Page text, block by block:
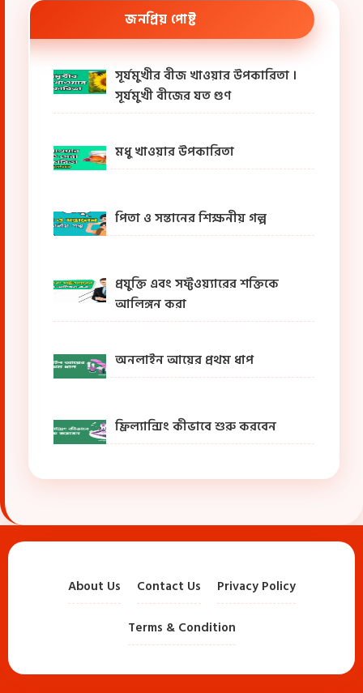
জনপ্রিয় পোষ্ট
সূর্যমুখীর বীজ খাওয়ার উপকারিতা ।
সূর্যমুখী বীজের যত গুণ
মধু খাওয়ার উপকারিতা
পিতা ও সন্তানের শিক্ষনীয় গল্প
প্রযুক্তি এবং সফ্টওয়্যারের শক্তিকে
আলিঙ্গন করা
অনলাইন আয়ের প্রথম ধাপ
ফ্রিল্যান্সিং কীভাবে শুরু করবেন
About Us Contact Us Privacy Policy
Terms & Condition